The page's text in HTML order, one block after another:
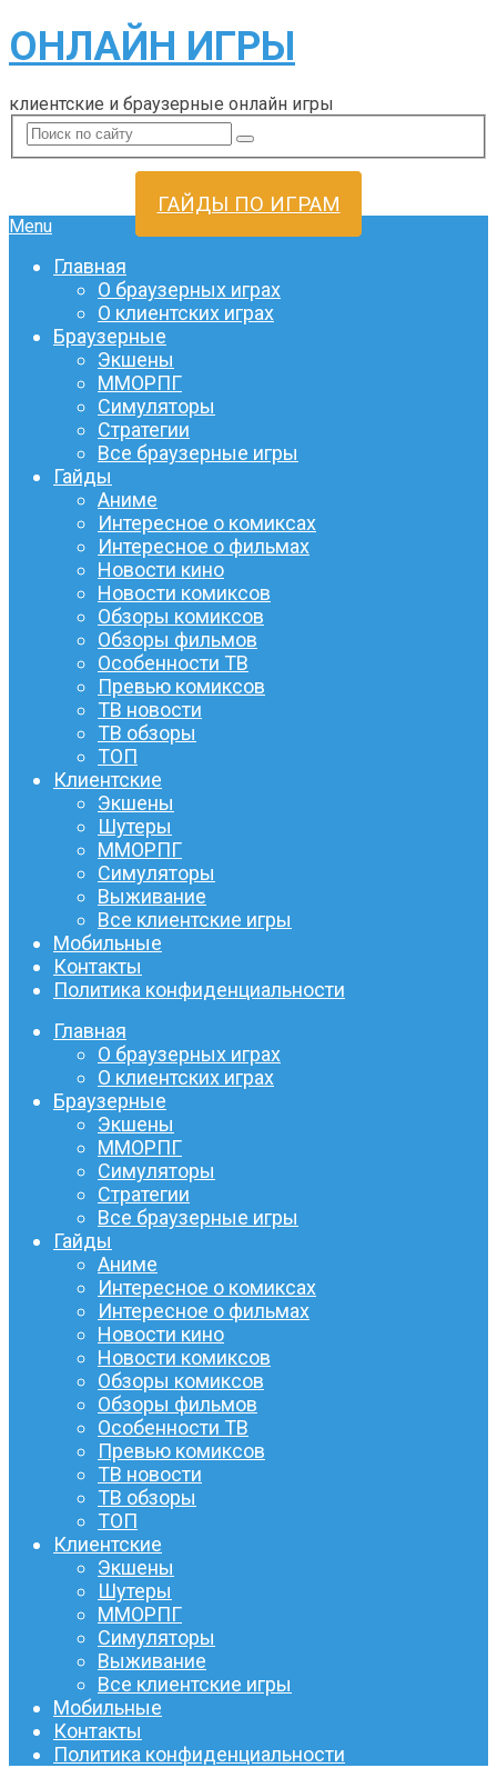
ОНЛАЙН ИГРЫ
клиентские и браузерные онлайн игры
ГАЙДЫ ПО ИГРАМ
Menu
Главная
О браузерных играх
О клиентских играх
Браузерные
Экшены
ММОРПГ
Симуляторы
Стратегии
Все браузерные игры
Гайды
Аниме
Интересное о комиксах
Интересное о фильмах
Новости кино
Новости комиксов
Обзоры комиксов
Обзоры фильмов
Особенности ТВ
Превью комиксов
ТВ новости
ТВ обзоры
ТОП
Клиентские
Экшены
Шутеры
ММОРПГ
Симуляторы
Выживание
Все клиентские игры
Мобильные
Контакты
Политика конфиденциальности
Главная
О браузерных играх
О клиентских играх
Браузерные
Экшены
ММОРПГ
Симуляторы
Стратегии
Все браузерные игры
Гайды
Аниме
Интересное о комиксах
Интересное о фильмах
Новости кино
Новости комиксов
Обзоры комиксов
Обзоры фильмов
Особенности ТВ
Превью комиксов
ТВ новости
ТВ обзоры
ТОП
Клиентские
Экшены
Шутеры
ММОРПГ
Симуляторы
Выживание
Все клиентские игры
Мобильные
Контакты
Политика конфиденциальности